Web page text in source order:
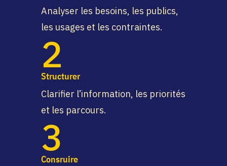
Analyser les besoins, les publics,
les usages et les contraintes.
2
Structurer
Clarifier l’information, les priorités
et les parcours.
3
Consruire